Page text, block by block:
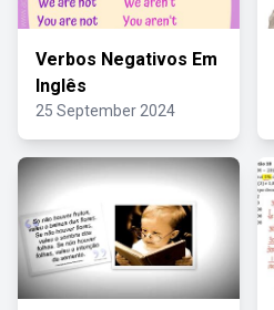
Verbos Negativos Em
Inglês
25 September 2024